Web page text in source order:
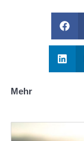
Mehr